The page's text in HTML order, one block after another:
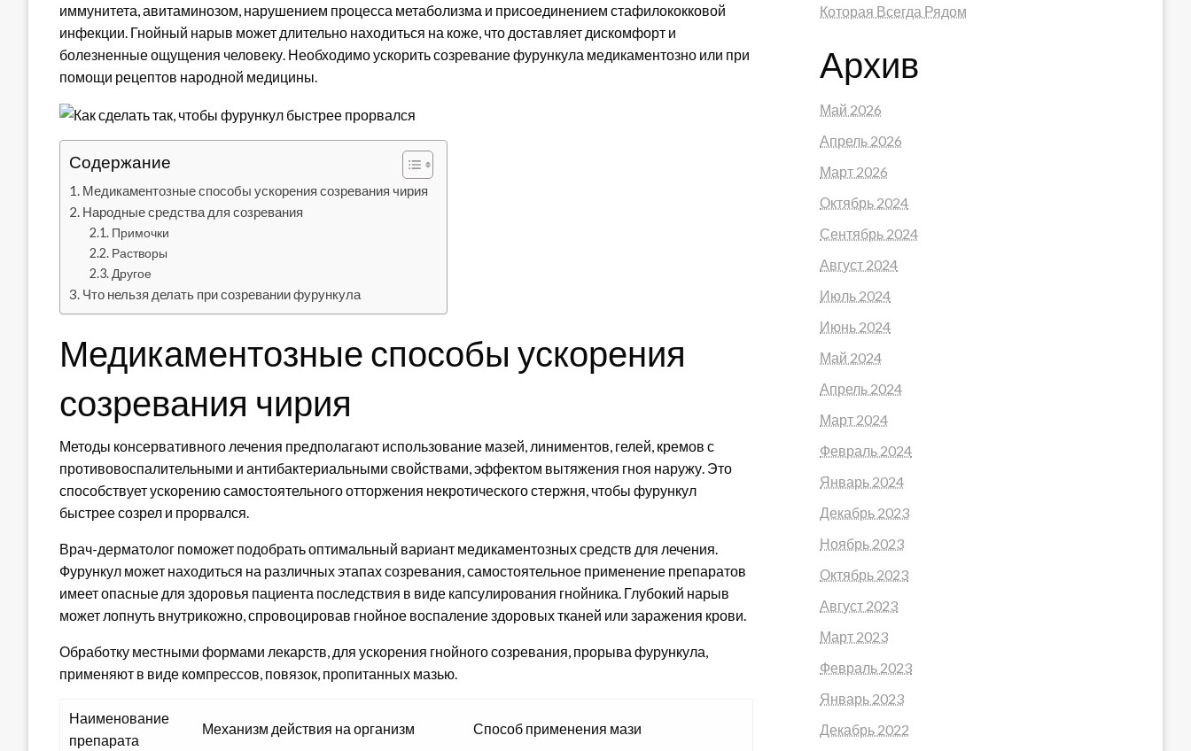
иммунитета, авитаминозом, нарушением процесса метаболизма и присоединением стафилококковой
инфекции. Гнойный нарыв может длительно находиться на коже, что доставляет дискомфорт и
болезненные ощущения человеку. Необходимо ускорить созревание фурункула медикаментозно или при
помощи рецептов народной медицины.
Содержание
Медикаментозные способы ускорения созревания чирия
Народные средства для созревания
Примочки
Растворы
Другое
Что нельзя делать при созревании фурункула
Медикаментозные способы ускорения
созревания чирия
Методы консервативного лечения предполагают использование мазей, линиментов, гелей, кремов с
противовоспалительными и антибактериальными свойствами, эффектом вытяжения гноя наружу. Это
способствует ускорению самостоятельного отторжения некротического стержня, чтобы фурункул
быстрее созрел и прорвался.
Врач-дерматолог поможет подобрать оптимальный вариант медикаментозных средств для лечения.
Фурункул может находиться на различных этапах созревания, самостоятельное применение препаратов
имеет опасные для здоровья пациента последствия в виде капсулирования гнойника. Глубокий нарыв
может лопнуть внутрикожно, спровоцировав гнойное воспаление здоровых тканей или заражения крови.
Обработку местными формами лекарств, для ускорения гнойного созревания, прорыва фурункула,
применяют в виде компрессов, повязок, пропитанных мазью.
Наименование
препарата
Механизм действия на организм Способ применения мази
Которая Всегда Рядом
Архив
Май 2026
Апрель 2026
Март 2026
Октябрь 2024
Сентябрь 2024
Август 2024
Июль 2024
Июнь 2024
Май 2024
Апрель 2024
Март 2024
Февраль 2024
Январь 2024
Декабрь 2023
Ноябрь 2023
Октябрь 2023
Август 2023
Март 2023
Февраль 2023
Январь 2023
Декабрь 2022